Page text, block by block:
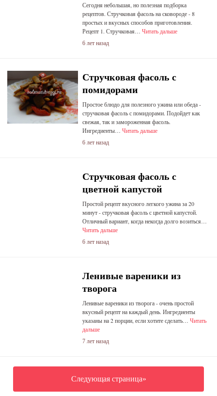
Сегодня небольшая, но полезная подборка
рецептов. Стручковая фасоль на сковороде - 8
простых и вкусных способов приготовления.
Рецепт 1. Стручковая… Читать дальше
6 лет назад
Стручковая фасоль с
помидорами
Простое блюдо для полезного ужина или обеда -
стручковая фасоль с помидорами. Подойдет как
свежая, так и замороженная фасоль.
Ингредиенты… Читать дальше
6 лет назад
Стручковая фасоль с
цветной капустой
Простой рецепт вкусного легкого ужина за 20
минут - стручковая фасоль с цветной капустой.
Отличный вариант, когда некогда долго возиться…
Читать дальше
6 лет назад
Ленивые вареники из
творога
Ленивые вареники из творога - очень простой
вкусный рецепт на каждый день. Ингредиенты
указаны на 2 порции, если хотите сделать… Читать
дальше
7 лет назад
Следующая страница»